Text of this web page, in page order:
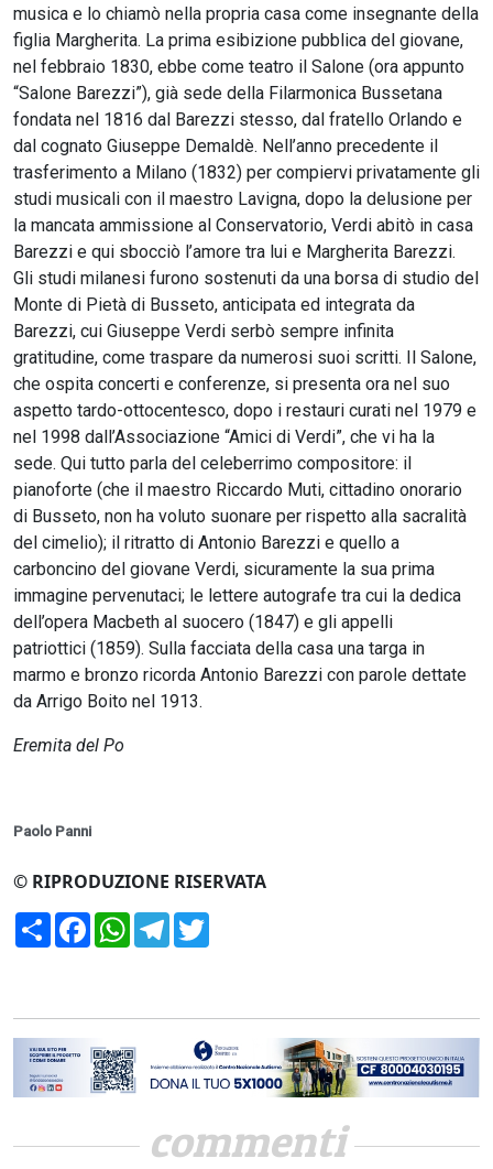
musica e lo chiamò nella propria casa come insegnante della
figlia Margherita. La prima esibizione pubblica del giovane,
nel febbraio 1830, ebbe come teatro il Salone (ora appunto
“Salone Barezzi”), già sede della Filarmonica Bussetana
fondata nel 1816 dal Barezzi stesso, dal fratello Orlando e
dal cognato Giuseppe Demaldè. Nell’anno precedente il
trasferimento a Milano (1832) per compiervi privatamente gli
studi musicali con il maestro Lavigna, dopo la delusione per
la mancata ammissione al Conservatorio, Verdi abitò in casa
Barezzi e qui sbocciò l’amore tra lui e Margherita Barezzi.
Gli studi milanesi furono sostenuti da una borsa di studio del
Monte di Pietà di Busseto, anticipata ed integrata da
Barezzi, cui Giuseppe Verdi serbò sempre infinita
gratitudine, come traspare da numerosi suoi scritti. Il Salone,
che ospita concerti e conferenze, si presenta ora nel suo
aspetto tardo-ottocentesco, dopo i restauri curati nel 1979 e
nel 1998 dall’Associazione “Amici di Verdi”, che vi ha la
sede. Qui tutto parla del celeberrimo compositore: il
pianoforte (che il maestro Riccardo Muti, cittadino onorario
di Busseto, non ha voluto suonare per rispetto alla sacralità
del cimelio); il ritratto di Antonio Barezzi e quello a
carboncino del giovane Verdi, sicuramente la sua prima
immagine pervenutaci; le lettere autografe tra cui la dedica
dell’opera Macbeth al suocero (1847) e gli appelli
patriottici (1859). Sulla facciata della casa una targa in
marmo e bronzo ricorda Antonio Barezzi con parole dettate
da Arrigo Boito nel 1913.
Eremita del Po
Paolo Panni
© RIPRODUZIONE RISERVATA
CondividiFacebookWhatsApp
Telegram
commenti